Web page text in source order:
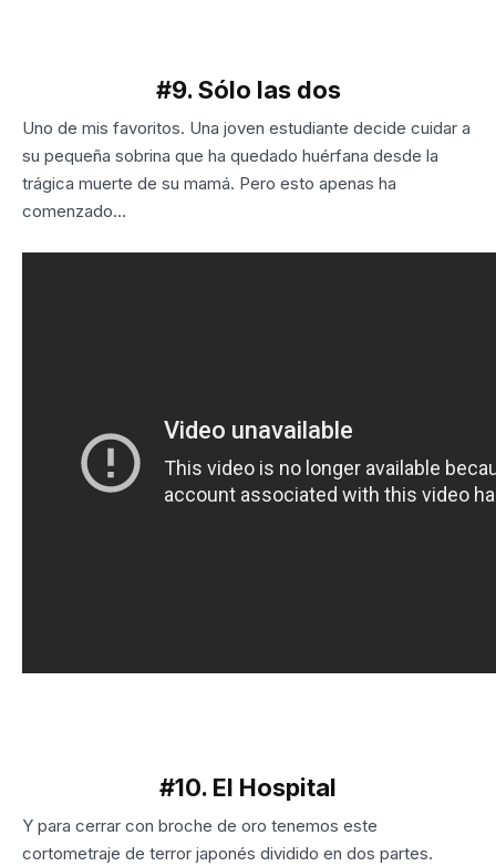
#9. Sólo las dos
Uno de mis favoritos. Una joven estudiante decide cuidar a
su pequeña sobrina que ha quedado huérfana desde la
trágica muerte de su mamá. Pero esto apenas ha
comenzado...
#10. El Hospital
Y para cerrar con broche de oro tenemos este
cortometraje de terror japonés dividido en dos partes.